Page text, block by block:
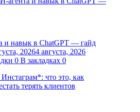
и навык в ChatGPT — гайд
20264 августа, 2026
0 В закладках 0